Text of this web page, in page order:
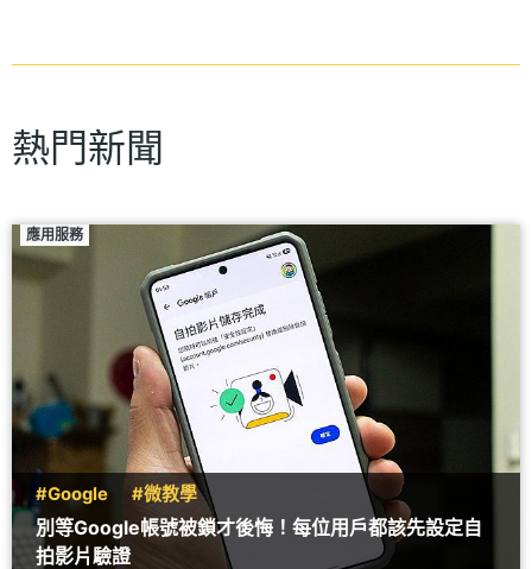
熱門新聞
應用服務
#Google #微教學
別等Google帳號被鎖才後悔！每位用戶都該先設定自
拍影片驗證